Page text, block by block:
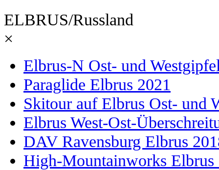
ELBRUS/Russland
×
Elbrus-N Ost- und
Paraglide Elbrus 2021
Skitour auf Elbrus Ost- und
Elbrus West-Ost-
DAV Ravensburg Elbrus
High-Mountainworks Elbrus